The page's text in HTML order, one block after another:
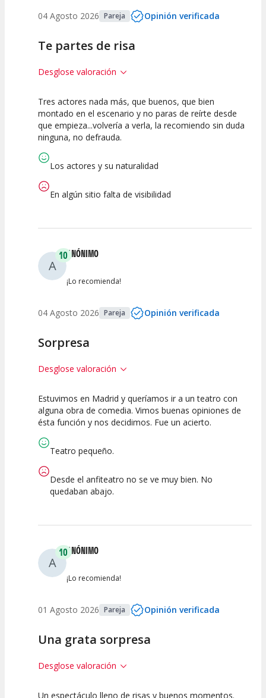
04 Agosto 2026 Pareja Opinión verificada
Te partes de risa
Desglose valoración
10
Calidad del
Espectáculo
10
Puesta en
Escena
10
Interpretación
Tres actores nada más, que buenos, que bien
montado en el escenario y no paras de reírte desde
que empieza...volvería a verla, la recomiendo sin duda
ninguna, no defrauda.
Los actores y su naturalidad
En algún sitio falta de visibilidad
A
10ANÓNIMO
¡Lo recomienda!
04 Agosto 2026 Pareja Opinión verificada
Sorpresa
Desglose valoración
10
Calidad del
10
Puesta en
10
Interpretación
Estuvimos en Madrid y queríamos ir a un teatro con
alguna obra de comedia. Vimos buenas opiniones de
ésta función y nos decidimos. Fue un acierto.
Teatro pequeño.
Desde el anfiteatro no se ve muy bien. No
quedaban abajo.
A
10ANÓNIMO
¡Lo recomienda!
01 Agosto 2026 Pareja Opinión verificada
Una grata sorpresa
Desglose valoración
Un espectáculo lleno de risas y buenos momentos.